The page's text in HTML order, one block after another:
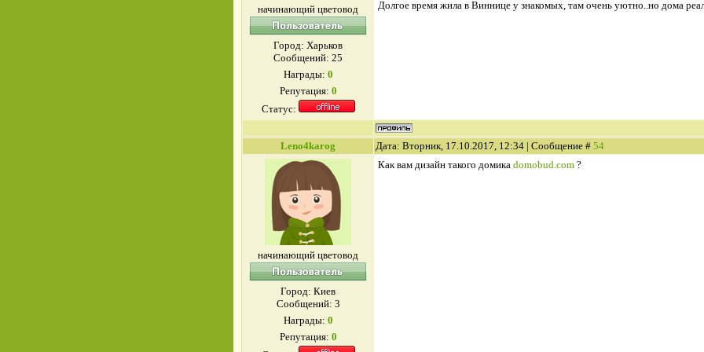
начинающий цветовод
Город: Харьков
Сообщений: 25
Награды: 0
Репутация: 0
Статус:
Долгое время жила в Виннице у знакомых, там очень уютно..но дома
Leno4karog Дата: Вторник, 17.10.2017, 12:34 | Сообщение # 54
начинающий цветовод
Город: Киев
Сообщений: 3
Награды: 0
Репутация: 0
Как вам дизайн такого домика domobud.com ?